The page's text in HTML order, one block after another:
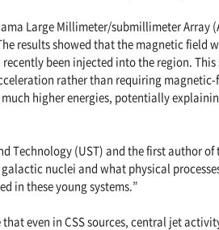
Large Millimeter/submillimeter Array
results showed that the magnetic field
been injected into the region.
rather than requiring
higher energies, potentially
Technology (UST) and the first author of
nuclei and what physical
in these young systems.”
even in CSS sources, central jet